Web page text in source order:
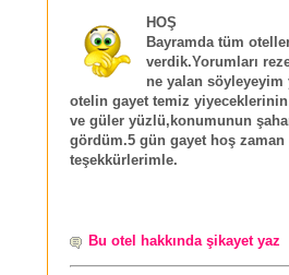
HOŞ
Bayramda tüm
verdik.Yorumları
ne yalan söyleyeyim
otelin gayet temiz
ve güler yüzlü,konumunun
gördüm.5 gün gayet hoş
teşekkürlerimle.
Bu otel hakkında şikayet yaz